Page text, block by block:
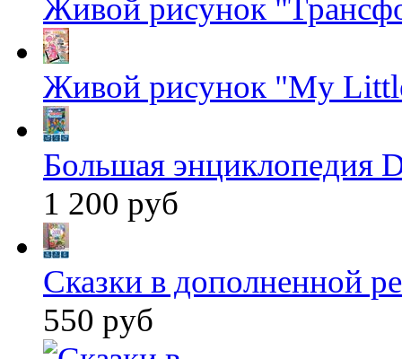
Живой рисунок
Живой рисунок "My
Большая энциклопедия
1 200 руб
Сказки в дополненной
550 руб